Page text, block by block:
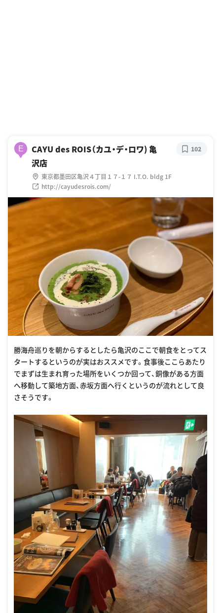
E
CAYU des ROIS（カユ・デ・ロワ) 亀
沢店
東京都墨田区亀沢４丁目１７-１７ I.T.O. bldg 1F
http://cayudesrois.com/
102
勝海舟巡りを朝からするとしたら亀沢のここで朝食をとってス
タートするというのが実はおススメです。食事後ここらあたり
でまずは生まれ育った場所をいくつか回って、銅像がある方面
へ移動して築地方面、赤坂方面へ行くというのが流れとして良
さそうです。